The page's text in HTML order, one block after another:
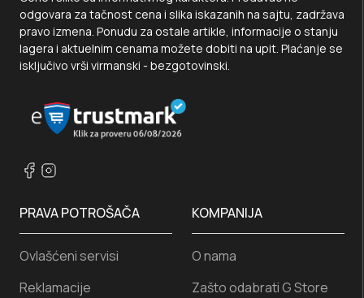
odgovara za tačnost cena i slika iskazanih na sajtu, zadržava
pravo izmena. Ponudu za ostale artikle, informacije o stanju
lagera i aktuelnim cenama možete dobiti na upit. Plaćanje se
isključivo vrši virmanski - bezgotovinski.
PRAVA POTROŠAČA
Ovlašćeni servisi
Reklamacije
KOMPANIJA
O nama
Zašto odabrati G Store